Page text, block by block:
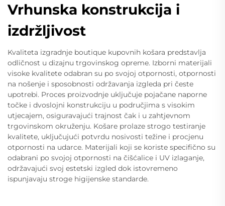
Vrhunska konstrukcija i
izdržljivost
Kvaliteta izgradnje boutique kupovnih košara predstavlja
odličnost u dizajnu trgovinskog opreme. Izborni materijali
visoke kvalitete odabran su po svojoj otpornosti, otpornosti
na nošenje i sposobnosti održavanja izgleda pri česte
upotrebi. Proces proizvodnje uključuje pojačane naporne
točke i dvoslojni konstrukciju u područjima s visokim
utjecajem, osiguravajući trajnost čak i u zahtjevnom
trgovinskom okruženju. Košare prolaze strogo testiranje
kvalitete, uključujući potvrdu nosivosti težine i procjenu
otpornosti na udarce. Materijali koji se koriste specifično su
odabrani po svojoj otpornosti na čišćalice i UV izlaganje,
održavajući svoj estetski izgled dok istovremeno
ispunjavaju stroge higijenske standarde.